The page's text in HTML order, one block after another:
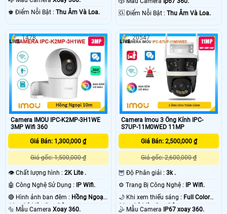
️♚ Điểm Nỗi Bật : Thu Âm Và Loa.
️🆑 Điểm Nỗi Bật :Thu Âm Và Loa.
Camera IMOU IPC-K2MP-3H1WE
3MP Wifi 360
Giá Bán: 1,300,000 ₫
Giá gốc: 1,500,000 ₫
👁 Chất lượng hình : 2K Lite .
🤖️ Công Nghệ Sử Dụng :
IP Wifi.
🔴 Hình ảnh ban đêm : Hồng Ngoại
10m Có Màu Ban Ðêm.
🔩 Mẫu Camera Xoay 360.
1478
Camera Imou 3 Ống Kính IPC-
S7UP-11M0WED 11MP
Giá Bán: 2,500,000 ₫
Giá gốc: 2,600,000 ₫
🦉 Độ Phân giải :3k .
⚙ Trang Bị Công Nghệ :
IP Wifi.
🌙 Khi xem thiếu sáng : Full Color
30m Có Màu Ban Ðêm.
🤹 Mẫu Camera
IP67 xoay 360.
20547